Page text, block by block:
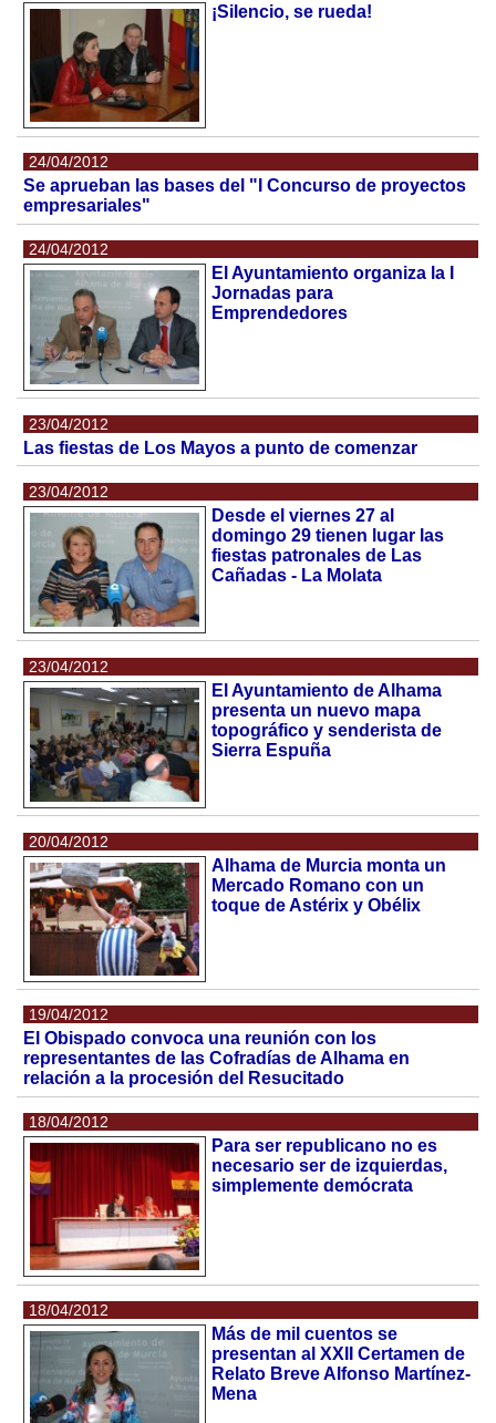
¡Silencio, se rueda!
24/04/2012
Se aprueban las bases del "I Concurso de proyectos
empresariales"
24/04/2012
El Ayuntamiento organiza la I
Jornadas para
Emprendedores
23/04/2012
Las fiestas de Los Mayos a punto de comenzar
23/04/2012
Desde el viernes 27 al
domingo 29 tienen lugar las
fiestas patronales de Las
Cañadas - La Molata
23/04/2012
El Ayuntamiento de Alhama
presenta un nuevo mapa
topográfico y senderista de
Sierra Espuña
20/04/2012
Alhama de Murcia monta un
Mercado Romano con un
toque de Astérix y Obélix
19/04/2012
El Obispado convoca una reunión con los
representantes de las Cofradías de Alhama en
relación a la procesión del Resucitado
18/04/2012
Para ser republicano no es
necesario ser de izquierdas,
simplemente demócrata
18/04/2012
Más de mil cuentos se
presentan al XXII Certamen de
Relato Breve Alfonso Martínez-
Mena